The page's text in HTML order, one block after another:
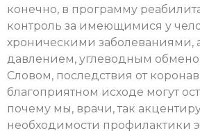
конечно, в программу
контроль за имеющимися у
хроническими заболеваниями,
давлением, углеводным
Словом, последствия от
благоприятном исходе могут
почему мы, врачи, так
необходимости профилактики